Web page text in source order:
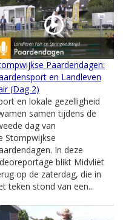
Paardendagen:
en Landleven
(Dag 2)
en lokale gezelligheid
samen tijdens de
dag van
Stompwijkse
In deze
blikt Midvliet
op de zaterdag, die in
teken stond van een...